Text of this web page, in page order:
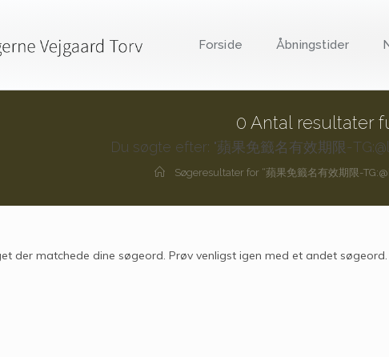
Forside Åbningstider
0 Antal resultater
Du søgte efter: "蘋果免籤名有效期限-
Søgeresultater for “蘋果免籤名有效期限-
der matchede dine søgeord. Prøv venligst igen med et andet søgeord.